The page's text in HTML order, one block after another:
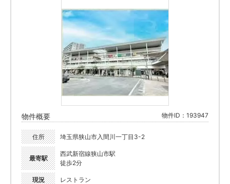
物件概要 物件ID：193947
住所 埼玉県狭山市入間川一丁目3-2
最寄駅
西武新宿線狭山市駅
徒歩2分
現況 レストラン